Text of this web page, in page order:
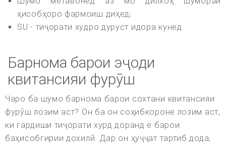
ҳисобҳоро фармоиш диҳед;
SU - тиҷорати худро дуруст идора кунед.
Барнома барои эҷоди
квитансияи фурӯш
Чаро ба шумо барнома барои сохтани квитансияи
фурӯш лозим аст? Он ба он соҳибкороне лозим аст,
ки гардиши тиҷорати хурд доранд ё барои
баҳисобгирии дохилӣ. Дар он ҳуҷҷат тартиб дода,